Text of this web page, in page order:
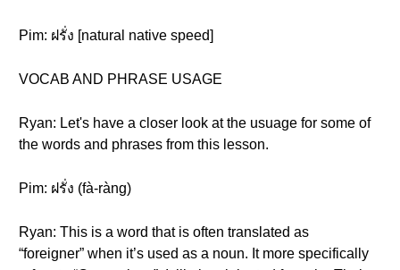
Pim: ฝรั่ง [natural native speed]
VOCAB AND PHRASE USAGE
Ryan: Let's have a closer look at the usuage for some of
the words and phrases from this lesson.
Pim: ฝรั่ง (fà-ràng)
Ryan: This is a word that is often translated as
“foreigner” when it’s used as a noun. It more specifically